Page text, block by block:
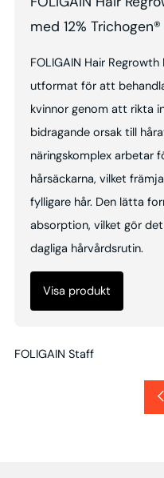
med 12% Trichogen®
FOLIGAIN Hair
utformat för att
kvinnor genom att rikta
bidragande orsak till
näringskomplex arbetar
hårsäckarna, vilket
fylligare hår. Den lätta
absorption, vilket gör
dagliga hårvårdsrutin.
Visa produkt
FOLIGAIN Staff